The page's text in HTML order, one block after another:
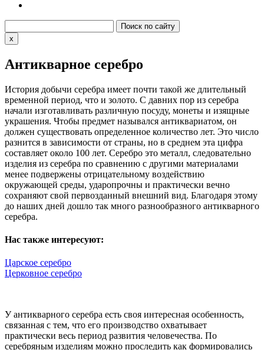
x
Антикварное серебро
История добычи серебра имеет почти такой же длительный
временной период, что и золото. С давних пор из серебра
начали изготавливать различную посуду, монеты и изящные
украшения. Чтобы предмет назывался антиквариатом, он
должен существовать определенное количество лет. Это число
разнится в зависимости от страны, но в среднем эта цифра
составляет около 100 лет. Серебро это металл, следовательно
изделия из серебра по сравнению с другими материалами
менее подвержены отрицательному воздействию
окружающей среды, ударопрочны и практически вечно
сохраняют свой первозданный внешний вид. Благодаря этому
до наших дней дошло так много разнообразного антикварного
серебра.
Нас также интересуют:
Царское серебро
Церковное серебро
У антикварного серебра есть своя интересная особенность,
связанная с тем, что его производство охватывает
практически весь период развития человечества. По
серебряным изделиям можно проследить как формировались